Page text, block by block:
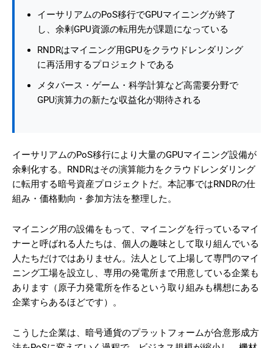
イーサリアムのPoS移行でGPUマイニングが終了
し、余剰GPU資源の転用先が課題になっている
RNDRはマイニング用GPUをクラウドレンダリング
に再活用するプロジェクトである
メタバース・ゲーム・科学計算など高需要分野で
GPU演算力の新たな収益化が期待される
イーサリアムのPoS移行により大量のGPUマイニング設備が
余剰化する。RNDRはその演算能力をクラウドレンダリング
に転用する暗号資産プロジェクトだ。本記事ではRNDRの仕
組み・価格動向・参加方法を整理した。
マイニング用の設備をもって、マイニングを行っているマイ
ナーと呼ばれる人たちは、個人の趣味として取り組んでいる
人たちだけではありません。法人として上場して専門のマイ
ニング工場を設立し、専用の発電所まで用意している企業も
あります（原子力発電所を作るという取り組みも構想にある
企業すらあるほどです）。
こうした企業は、暗号通貨のプラットフォームが合意形成方